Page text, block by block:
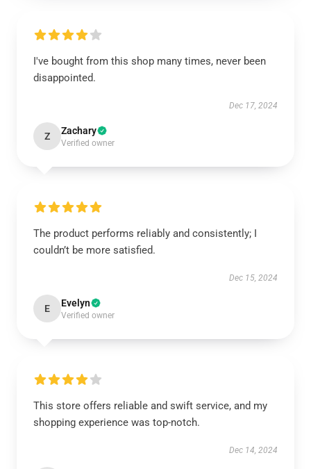
I've bought from this shop many times, never been
disappointed.
Dec 17, 2024
Z Zachary
Verified owner
The product performs reliably and consistently; I
couldn’t be more satisfied.
Dec 15, 2024
E Evelyn
Verified owner
This store offers reliable and swift service, and my
shopping experience was top-notch.
Dec 14, 2024